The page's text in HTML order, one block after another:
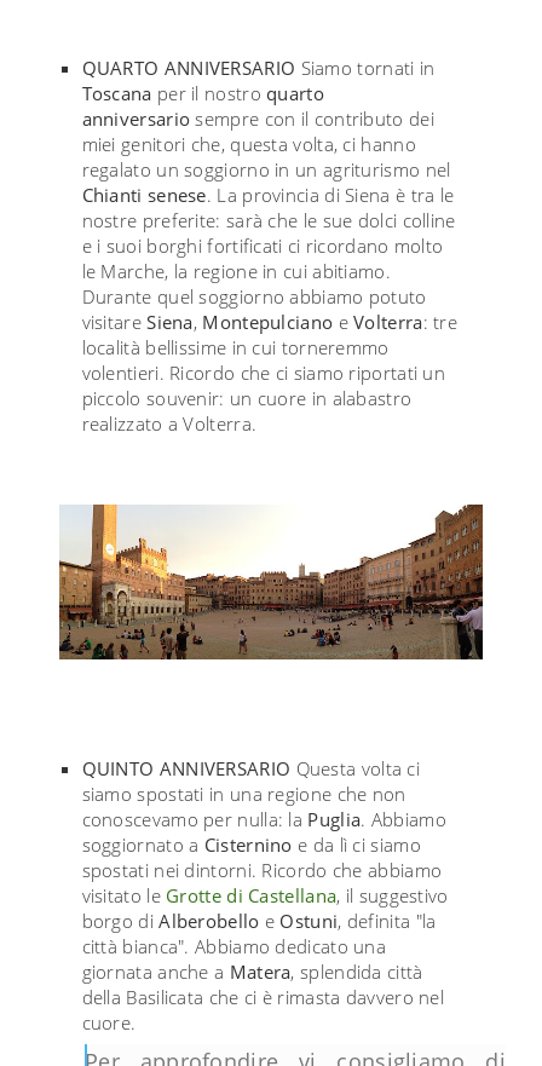
QUARTO ANNIVERSARIO Siamo tornati in
Toscana per il nostro quarto
anniversario sempre con il contributo dei
miei genitori che, questa volta, ci hanno
regalato un soggiorno in un agriturismo nel
Chianti senese. La provincia di Siena è tra le
nostre preferite: sarà che le sue dolci colline
e i suoi borghi fortificati ci ricordano molto
le Marche, la regione in cui abitiamo.
Durante quel soggiorno abbiamo potuto
visitareSiena, Montepulciano eVolterra: tre
località bellissime in cui torneremmo
volentieri. Ricordo che ci siamo riportati un
piccolo souvenir: un cuore in alabastro
realizzato a Volterra.
QUINTO ANNIVERSARIO Questa volta ci
siamo spostati in una regione che non
conoscevamo per nulla: la Puglia. Abbiamo
soggiornato a Cisternino e da lì ci siamo
spostati nei dintorni. Ricordo che abbiamo
visitato le Grotte di Castellana, il suggestivo
borgo diAlberobello e Ostuni, definita "la
città bianca". Abbiamo dedicato una
giornata anche a Matera, splendida città
della Basilicata che ci è rimasta davvero nel
cuore.